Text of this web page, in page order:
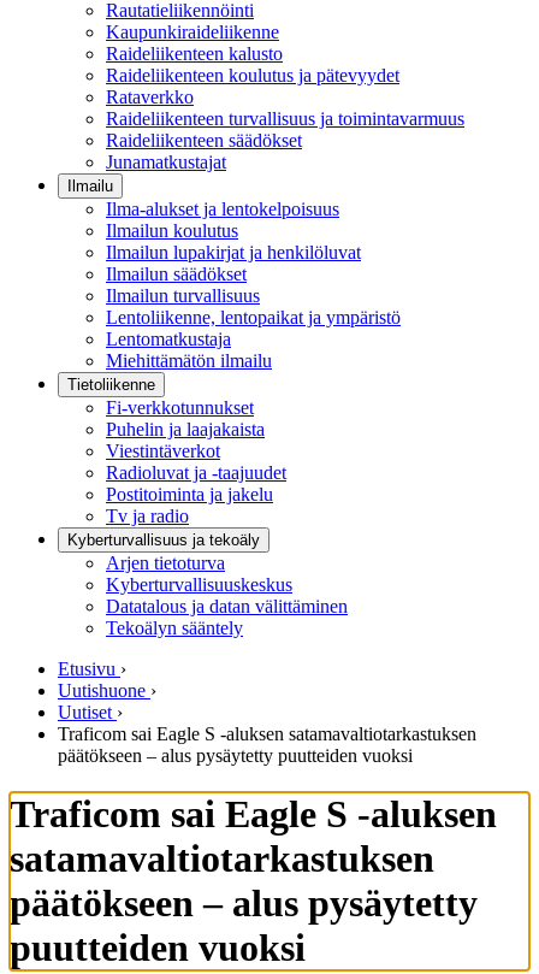
Rautatieliikennöinti
Kaupunkiraideliikenne
Raideliikenteen kalusto
Raideliikenteen koulutus ja pätevyydet
Rataverkko
Raideliikenteen turvallisuus ja toimintavarmuus
Raideliikenteen säädökset
Junamatkustajat
Ilmailu
Ilma-alukset ja lentokelpoisuus
Ilmailun koulutus
Ilmailun lupakirjat ja henkilöluvat
Ilmailun säädökset
Ilmailun turvallisuus
Lentoliikenne, lentopaikat ja ympäristö
Lentomatkustaja
Miehittämätön ilmailu
Tietoliikenne
Fi-verkkotunnukset
Puhelin ja laajakaista
Viestintäverkot
Radioluvat ja -taajuudet
Postitoiminta ja jakelu
Tv ja radio
Kyberturvallisuus ja tekoäly
Arjen tietoturva
Kyberturvallisuuskeskus
Datatalous ja datan välittäminen
Tekoälyn sääntely
Etusivu ›
Uutishuone ›
Uutiset ›
Traficom sai Eagle S -aluksen satamavaltiotarkastuksen
päätökseen – alus pysäytetty puutteiden vuoksi
Traficom sai Eagle S -aluksen
satamavaltiotarkastuksen
päätökseen – alus pysäytetty
puutteiden vuoksi